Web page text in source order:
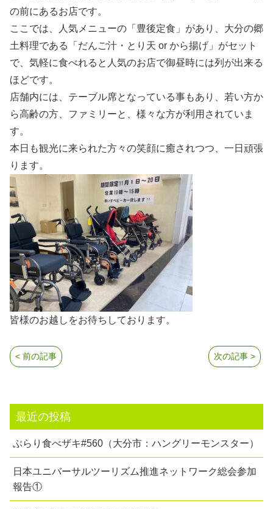
の前にあるお店です。
ここでは、人気メニューの「豊後定食」があり、大分の郷
土料理である「だんご汁・とり天 or から揚げ」がセット
で、気軽に食べれると人気のお店で御昼時には列が出来る
ほどです。
店舗内には、テーブル席となっている事もあり、若い方か
ら高齢の方、ファミリーと、様々な方が利用されていま
す。
本日も観光に来られた方々の笑顔に癒されつつ、一日頑張
ります。
皆様のお越しをお待ちしております。
次の記事 >
< 前の記事
最近の投稿
ぶらり食べザキ#560（大分市：ハングリーモンスター）
日本ユニバーサルツーリズム推進ネットワーク総会参加
報告①